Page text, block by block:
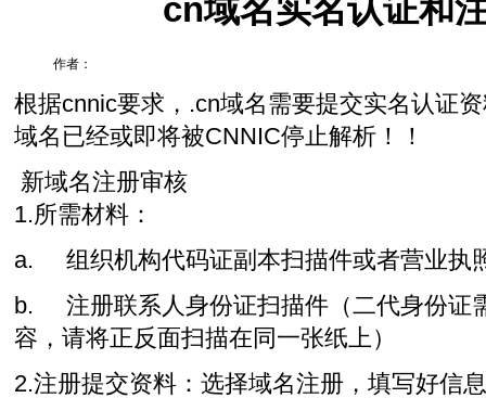
cn域名实名认证和
作者：
根据cnnic要求，.cn域名需要提交实名认证
域名已经或即将被CNNIC停止解析！！
新域名注册审核
1.所需材料：
a. 组织机构代码证副本扫描件或者营业执
b. 注册联系人身份证扫描件（二代身份证
容，请将正反面扫描在同一张纸上）
2.注册提交资料：选择域名注册，填写好信